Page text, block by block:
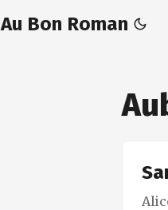
Au Bon Roman